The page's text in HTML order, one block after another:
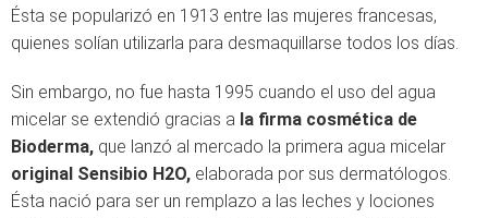
Ésta se popularizó en 1913 entre las mujeres francesas,
quienes solían utilizarla para desmaquillarse todos los días.
Sin embargo, no fue hasta 1995 cuando el uso del agua
micelar se extendió gracias a la firma cosmética de
Bioderma, que lanzó al mercado la primera agua micelar
original Sensibio H2O, elaborada por sus dermatólogos.
Ésta nació para ser un remplazo a las leches y lociones